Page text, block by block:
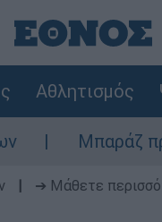
Αθλητισμός
προκλήσεων της
➔ Μάθετε